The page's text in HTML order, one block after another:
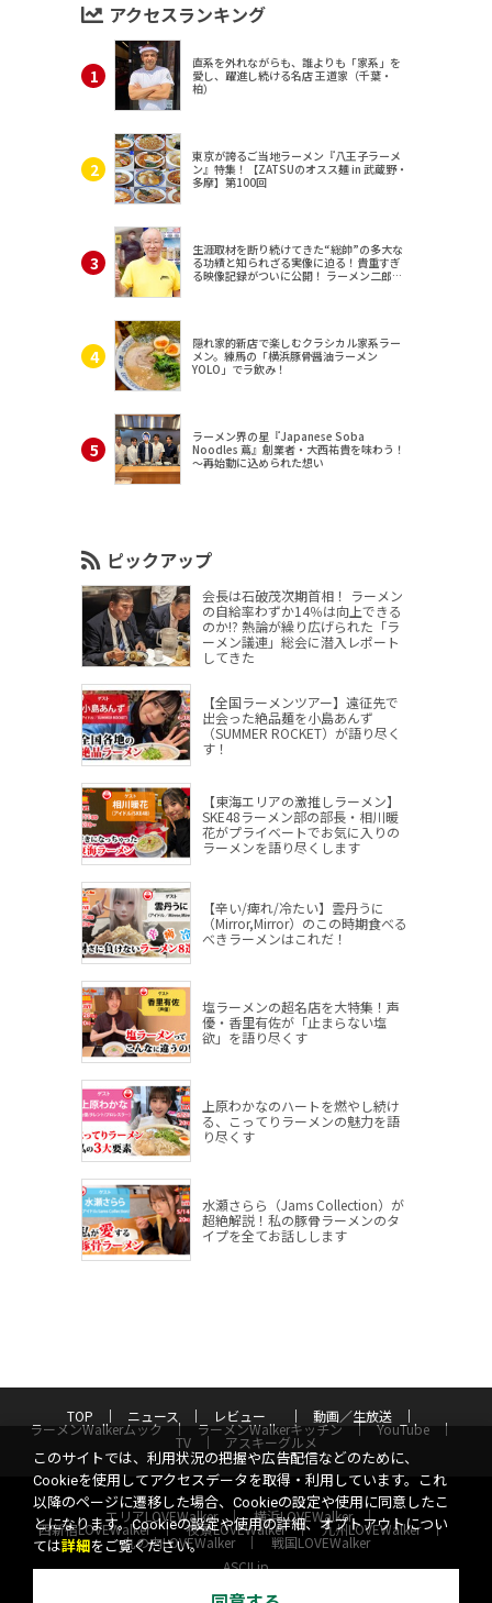
アクセスランキング
直系を外れながらも、誰よりも「家系」を
愛し、躍進し続ける名店 王道家（千葉・
柏）
東京が誇るご当地ラーメン『八王子ラーメ
ン』特集！【ZATSUのオスス麺 in 武蔵野・
多摩】第100回
生涯取材を断り続けてきた“総帥”の多大な
る功績と知られざる実像に迫る！貴重すぎ
る映像記録がついに公開！ ラーメン二郎
隠れ家的新店で楽しむクラシカル家系ラー
メン。練馬の「横浜豚骨醤油ラーメン
YOLO」でラ飲み！
ラーメン界の星『Japanese Soba
Noodles 蔦』創業者・大西祐貴を味わう！
～再始動に込められた想い
ピックアップ
会長は石破茂次期首相！ ラーメン
の自給率わずか14％は向上できる
のか!? 熱論が繰り広げられた「ラ
ーメン議連」総会に潜入レポート
してきた
【全国ラーメンツアー】遠征先で
出会った絶品麺を小島あんず
（SUMMER ROCKET）が語り尽く
す！
【東海エリアの激推しラーメン】
SKE48ラーメン部の部長・相川暖
花がプライベートでお気に入りの
ラーメンを語り尽くします
【辛い/痺れ/冷たい】雲丹うに
（Mirror,Mirror）のこの時期食べる
べきラーメンはこれだ！
塩ラーメンの超名店を大特集！声
優・香里有佐が「止まらない塩
欲」を語り尽くす
上原わかなのハートを燃やし続け
る、こってりラーメンの魅力を語
り尽くす
水瀬さらら（Jams Collection）が
超絶解説！私の豚骨ラーメンのタ
イプを全てお話しします
TOP ニュース レビュー 動画／生放送
ラーメンWalkerムック ラーメンWalkerキッチン YouTube
TV アスキーグルメ
エリアLOVEWalker 横浜LOVEWalker
西新宿LOVEWalker 夜景LOVEWalker 九州LOVEWalker
丸の内LOVEWalker
戦国LOVEWalker
ASCII.jp
このサイトでは、利用状況の把握や広告配信などのために、
Cookieを使用してアクセスデータを取得・利用しています。これ
以降のページに遷移した場合、Cookieの設定や使用に同意したこ
とになります。Cookieの設定や使用の詳細、オプトアウトについ
ては詳細 をご覧ください。